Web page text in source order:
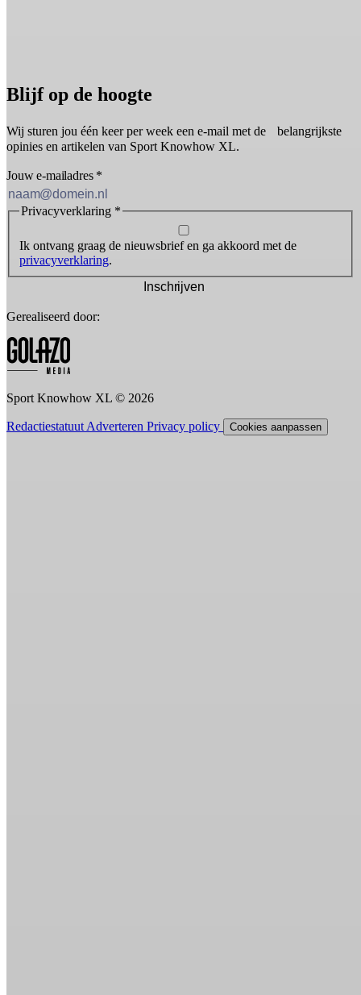
Blijf op de hoogte
Wij sturen jou één keer per week een e-mail met de belangrijkste
opinies en artikelen van Sport Knowhow XL.
Jouw e-mailadres *
Privacyverklaring *
Ik ontvang graag de nieuwsbrief en ga akkoord met de
privacyverklaring.
Inschrijven
Gerealiseerd door:
Sport Knowhow XL © 2026
Redactiestatuut Adverteren Privacy policy Cookies aanpassen